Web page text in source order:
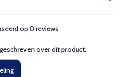
op 0 reviews
over dit product.